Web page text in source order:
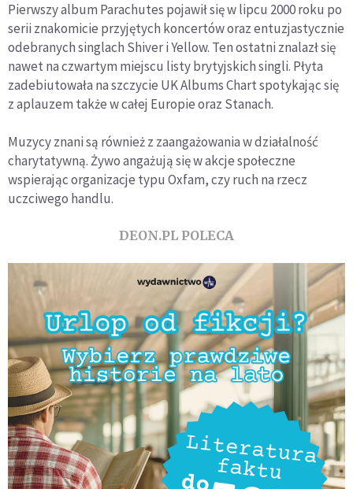
Pierwszy album Parachutes pojawił się w lipcu 2000 roku po
serii znakomicie przyjętych koncertów oraz entuzjastycznie
odebranych singlach Shiver i Yellow. Ten ostatni znalazł się
nawet na czwartym miejscu listy brytyjskich singli. Płyta
zadebiutowała na szczycie UK Albums Chart spotykając się
z aplauzem także w całej Europie oraz Stanach.
Muzycy znani są również z zaangażowania w działalność
charytatywną. Żywo angażują się w akcje społeczne
wspierając organizacje typu Oxfam, czy ruch na rzecz
uczciwego handlu.
DEON.PL POLECA